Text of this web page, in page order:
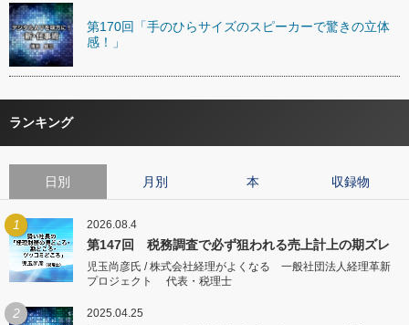
第170回「手のひらサイズのスピーカーで驚きの立体
感！」
ランキング
日別 月別 本 収録物
1 2026.08.4
第147回 税務調査で必ず狙われる売上計上の期ズレ
児玉尚彦氏 / 株式会社経理がよくなる 一般社団法人経理革新
プロジェクト 代表・税理士
2 2025.04.25